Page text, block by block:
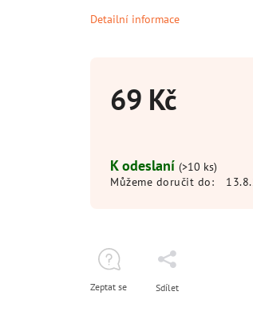
69 Kč
K odeslaní (>10 ks)
Můžeme doručit do:
Detailní informace
Zeptat se Sdílet